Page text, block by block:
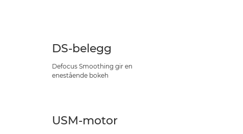
DS-belegg
Defocus Smoothing gir en
enestående bokeh
USM-motor